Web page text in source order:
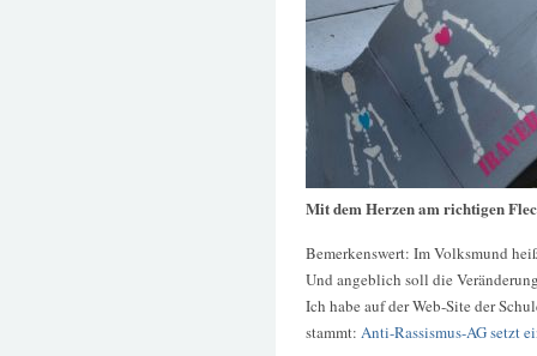
Mit dem Herzen am richtigen
Bemerkenswert: Im Volksmund
Und angeblich soll die
Ich habe auf der Web-Site der
stammt: Anti-Rassismus-AG setzt